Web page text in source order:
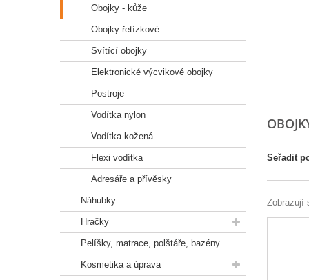
Obojky - kůže
Obojky řetízkové
Svítící obojky
Elektronické výcvikové obojky
Postroje
Vodítka nylon
Vodítka kožená
Flexi vodítka
Adresáře a přívěsky
Náhubky
Hračky
Pelíšky, matrace, polštáře, bazény
Kosmetika a úprava
Seřadit
Zobrazují